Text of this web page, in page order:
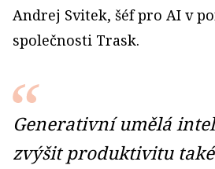
Andrej Svitek, šéf pro AI v
společnosti Trask.
Generativní umělá
zvýšit produktivitu